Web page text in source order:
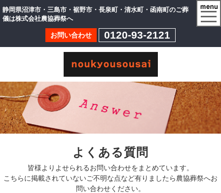
静岡県沼津市・三島市・裾野市・長泉町・清水町・函南町のご葬
儀は株式会社農協葬祭へ
お問い合わせ 0120-93-2121
よくある質問
皆様よりよせられるお問い合わせをまとめています。
こちらに掲載されていないご不明な点など有りましたら農協葬祭へお
問い合わせください。